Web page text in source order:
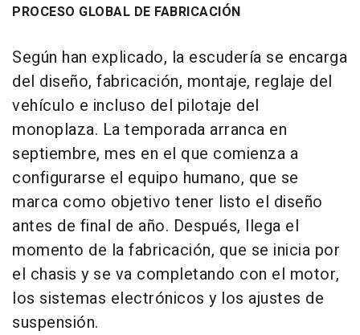
PROCESO GLOBAL DE FABRICACIÓN
Según han explicado, la escudería se encarga
del diseño, fabricación, montaje, reglaje del
vehículo e incluso del pilotaje del
monoplaza. La temporada arranca en
septiembre, mes en el que comienza a
configurarse el equipo humano, que se
marca como objetivo tener listo el diseño
antes de final de año. Después, llega el
momento de la fabricación, que se inicia por
el chasis y se va completando con el motor,
los sistemas electrónicos y los ajustes de
suspensión.